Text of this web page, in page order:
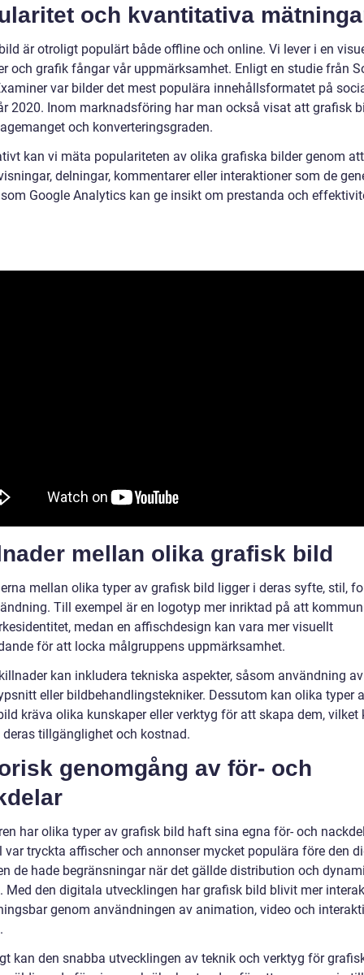
och kvantitativa
är otroligt populärt både offline och online. Vi lever i en
och grafik fångar vår uppmärksamhet. Enligt en studie från
var bilder det mest populära innehållsformatet på
2020. Inom marknadsföring har man också visat att grafisk
och konverteringsgraden.
kan vi mäta populariteten av olika grafiska bilder genom
delningar, kommentarer eller interaktioner som de
Google Analytics kan ge insikt om prestanda och
mellan olika grafisk bild
mellan olika typer av grafisk bild ligger i deras syfte, stil,
Till exempel är en logotyp mer inriktad på att
medan en affischdesign kan vara mer visuellt
för att locka målgruppens uppmärksamhet.
kan inkludera tekniska aspekter, såsom användning
eller bildbehandlingstekniker. Dessutom kan olika typer
kräva olika kunskaper eller verktyg för att skapa dem, vilket
deras tillgänglighet och kostnad.
genomgång av för- och
har olika typer av grafisk bild haft sina egna för- och
var tryckta affischer och annonser mycket populära före den
de hade begränsningar när det gällde distribution och
Med den digitala utvecklingen har grafisk bild blivit mer
genom användningen av animation, video och
kan den snabba utvecklingen av teknik och verktyg för